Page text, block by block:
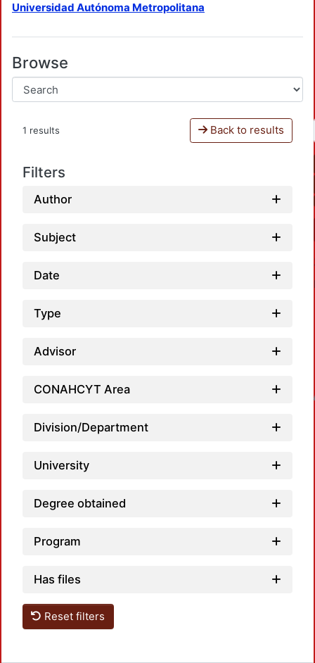
Universidad Autónoma Metropolitana
Browse
1 results Back to results
Filters
Author
Subject
Date
Type
Advisor
CONAHCYT Area
Division/Department
University
Degree obtained
Program
Has files
Reset filters